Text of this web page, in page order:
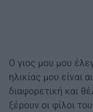
Ο γιος μου μου
ηλικίας μου είναι
διαφορετική και
ξέρουν οι φίλοι